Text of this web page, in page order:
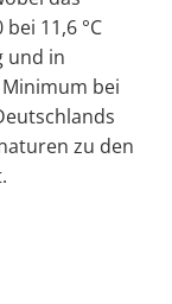
11,6 °C
und in
bei
zu den